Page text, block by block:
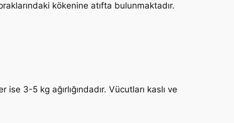
kökenine atıfta bulunmaktadır.
3-5 kg ağırlığındadır. Vücutları kaslı ve